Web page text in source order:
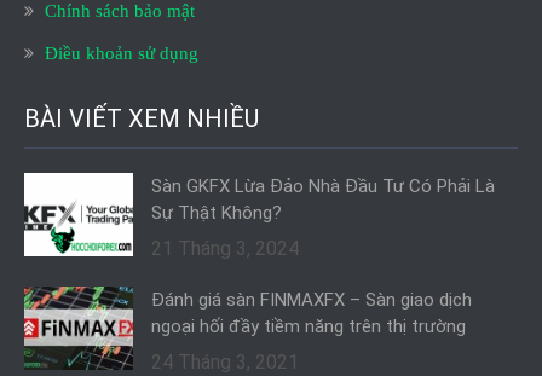
Chính sách bảo mật
Điều khoản sử dụng
BÀI VIẾT XEM NHIỀU
Sàn GKFX Lừa Đảo Nhà Đầu Tư Có Phải Là
Sự Thật Không?
21 Tháng 3, 2024
Đánh giá sàn FINMAXFX – Sàn giao dịch
ngoại hối đầy tiềm năng trên thị trường
24 Tháng 3, 2021